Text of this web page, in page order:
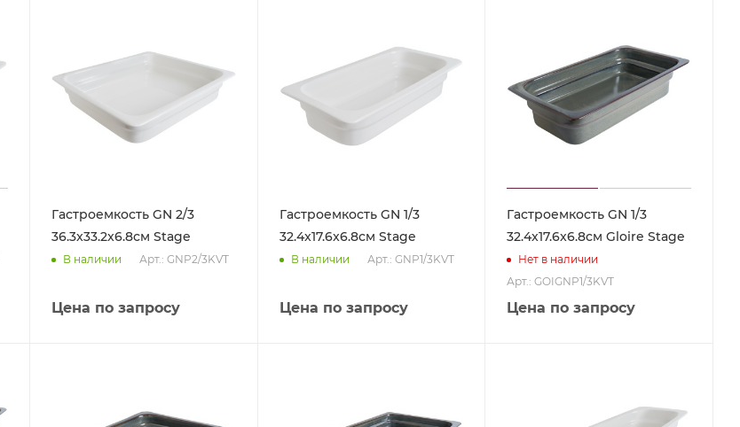
Гастроемкость GN 2/3
36.3x33.2x6.8см Stage
В наличии Арт.: GNP2/3KVT
Цена по запросу
Гастроемкость GN 1/3
32.4x17.6x6.8см Stage
В наличии Арт.: GNP1/3KVT
Цена по запросу
Гастроемкость GN 1/3
32.4x17.6x6.8см Gloire Stage
Нет в наличии
Арт.: GOIGNP1/3KVT
Цена по запросу